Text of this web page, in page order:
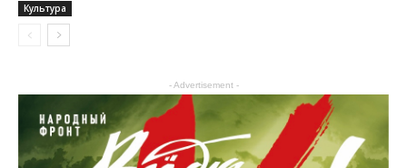
Культура
- Advertisement -